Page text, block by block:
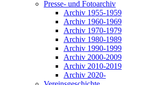
Presse- und Fotoarchiv
Archiv 1955-1959
Archiv 1960-1969
Archiv 1970-1979
Archiv 1980-1989
Archiv 1990-1999
Archiv 2000-2009
Archiv 2010-2019
Archiv 2020-